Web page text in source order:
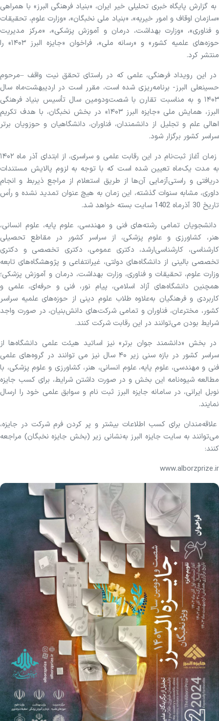
به گزارش پایگاه خبری تحلیلی خیر ایران، «بنیاد فرهنگی البرز» با همراهی
«سازمان اوقاف و امور خیریه»، «بنیاد ملی نخبگان»، «وزارت علوم، تحقیقات
و فناوری»، «وزارت بهداشت، درمان و آموزش پزشکی»، «مرکز مدیریت
حوزه‌های علمیه کشور» و «رسانه ملی»، فراخوان «جایزه البرز ۱۴۰۳» را
منتشر کرد.
در این رویداد فرهنگی، علمی که در راستای تحقق نیت واقف –مرحوم
حسینعلی البرز- برنامه‌ریزی شده است، مقرر است در اردیبهشت‌ماه سال
۱۴۰۳ و به مناسبت تقارن با شصت‌ودومین سال تأسیس بنیاد فرهنگی
البرز، همایش ملی «جایزه البرز ۱۴۰۳» در بخش نخبگان، با هدف تکریم
اهالی علم و تجلیل از دانشمندان، فناوران، دانشگاهیان و حوزویان برتر
سراسر کشور برگزار شود.
زمان آغاز ثبت‌نام در این رقابت علمی و سراسری، از ابتدای آذر ماه ۱۴۰۲
به مدت یک‌ماه تعیین شده است که با توجه به لزوم پالایش مستندات
دریافتی و راستی‌آزمایی آن‌ها از طریق استعلام از مراجع ذیربط و انجام
داوری، مشابه سنوات گذشته، این زمان به هیچ عنوان تمدید نشده و رأس
تاریخ 30 آذرماه 1402 سایت بسته خواهد شد.
دانشجویان تمامی رشته‌های فنی و مهندسی، علوم پایه، علوم انسانی،
هنر، کشاورزی و علوم پزشکی، از سراسر کشور در مقاطع تحصیلی
کارشناسی، کارشناسی‌ارشد، دکتری عمومی، دکتری تخصصی و دکتری
تخصصی بالینی از دانشگاه‌های دولتی، غیرانتفاعی و پژوهشگاه‌های تابعه
وزارت علوم، تحقیقات و فناوری، وزارت بهداشت، درمان و آموزش پزشکی؛
همچنین دانشگاه‌های آزاد اسلامی، پیام نور، فنی و حرفه‌ای، علمی و
کاربردی و فرهنگیان به‌علاوه طلاب علوم دینی از حوزه‌های علمیه سراسر
کشور، مخترعان، فناوران و تمامی شرکت‌های دانش‌بنیان، در صورت واجد
شرایط بودن می‌توانند در این رقابت شرکت کنند.
در بخش «دانشمند جوان برتر» نیز اساتید هیئت علمی دانشگاه‌ها از
سراسر کشور در بازه سنی زیر ۴۰ سال نیز می توانند در گروه‌های علمی
فنی و مهندسی، علوم پایه، علوم انسانی، هنر، کشاورزی و علوم پزشکی، با
مطالعه شیوه‌نامه این بخش و در صورت داشتن شرایط، برای کسب جایزه
نوبل ایرانی، در سامانه جایزه البرز ثبت نام و سوابق علمی خود را ارسال
نمایند.
علاقه‌مندان برای کسب اطلاعات بیشتر و پر کردن فرم شرکت در جایزه،
می‌توانند به سایت جایزه البرز به‌نشانی زیر (بخش جایزه نخبگان) مراجعه
کنند:
www.alborzprize.ir